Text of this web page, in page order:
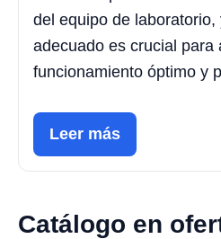
del equipo de
adecuado es crucial para
funcionamiento óptimo y
Leer más
Catálogo en